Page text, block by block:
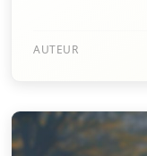
AUTEUR